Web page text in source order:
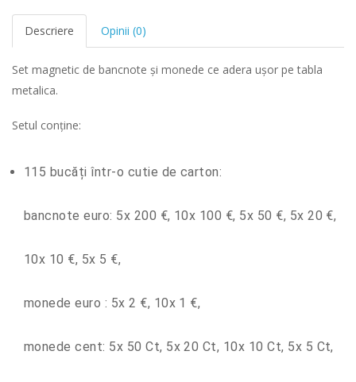
Descriere Opinii (0)
Set magnetic de bancnote și monede ce adera ușor pe tabla
metalica.
Setul conține:
115 bucăți într-o cutie de carton:
bancnote euro: 5x 200 €, 10x 100 €, 5x 50 €, 5x 20 €,
10x 10 €, 5x 5 €,
monede euro : 5x 2 €, 10x 1 €,
monede cent: 5x 50 Ct, 5x 20 Ct, 10x 10 Ct, 5x 5 Ct,